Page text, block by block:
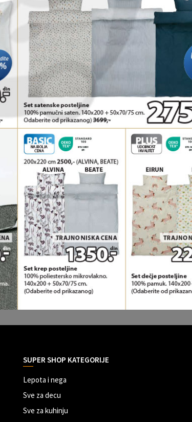
SUPER SHOP KATEGORIJE
Lepota i nega
Sve za decu
Sve za kuhinju